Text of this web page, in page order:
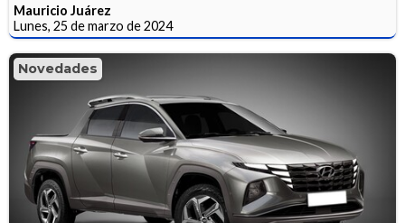
Mauricio Juárez
Lunes, 25 de marzo de 2024
Novedades